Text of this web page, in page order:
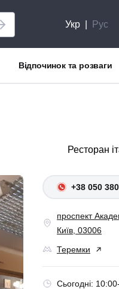
Укр Рус
Відпочинок та розваги
Ресторан
+38 050
проспект
Київ, 03006
Теремки
Сьогодні: